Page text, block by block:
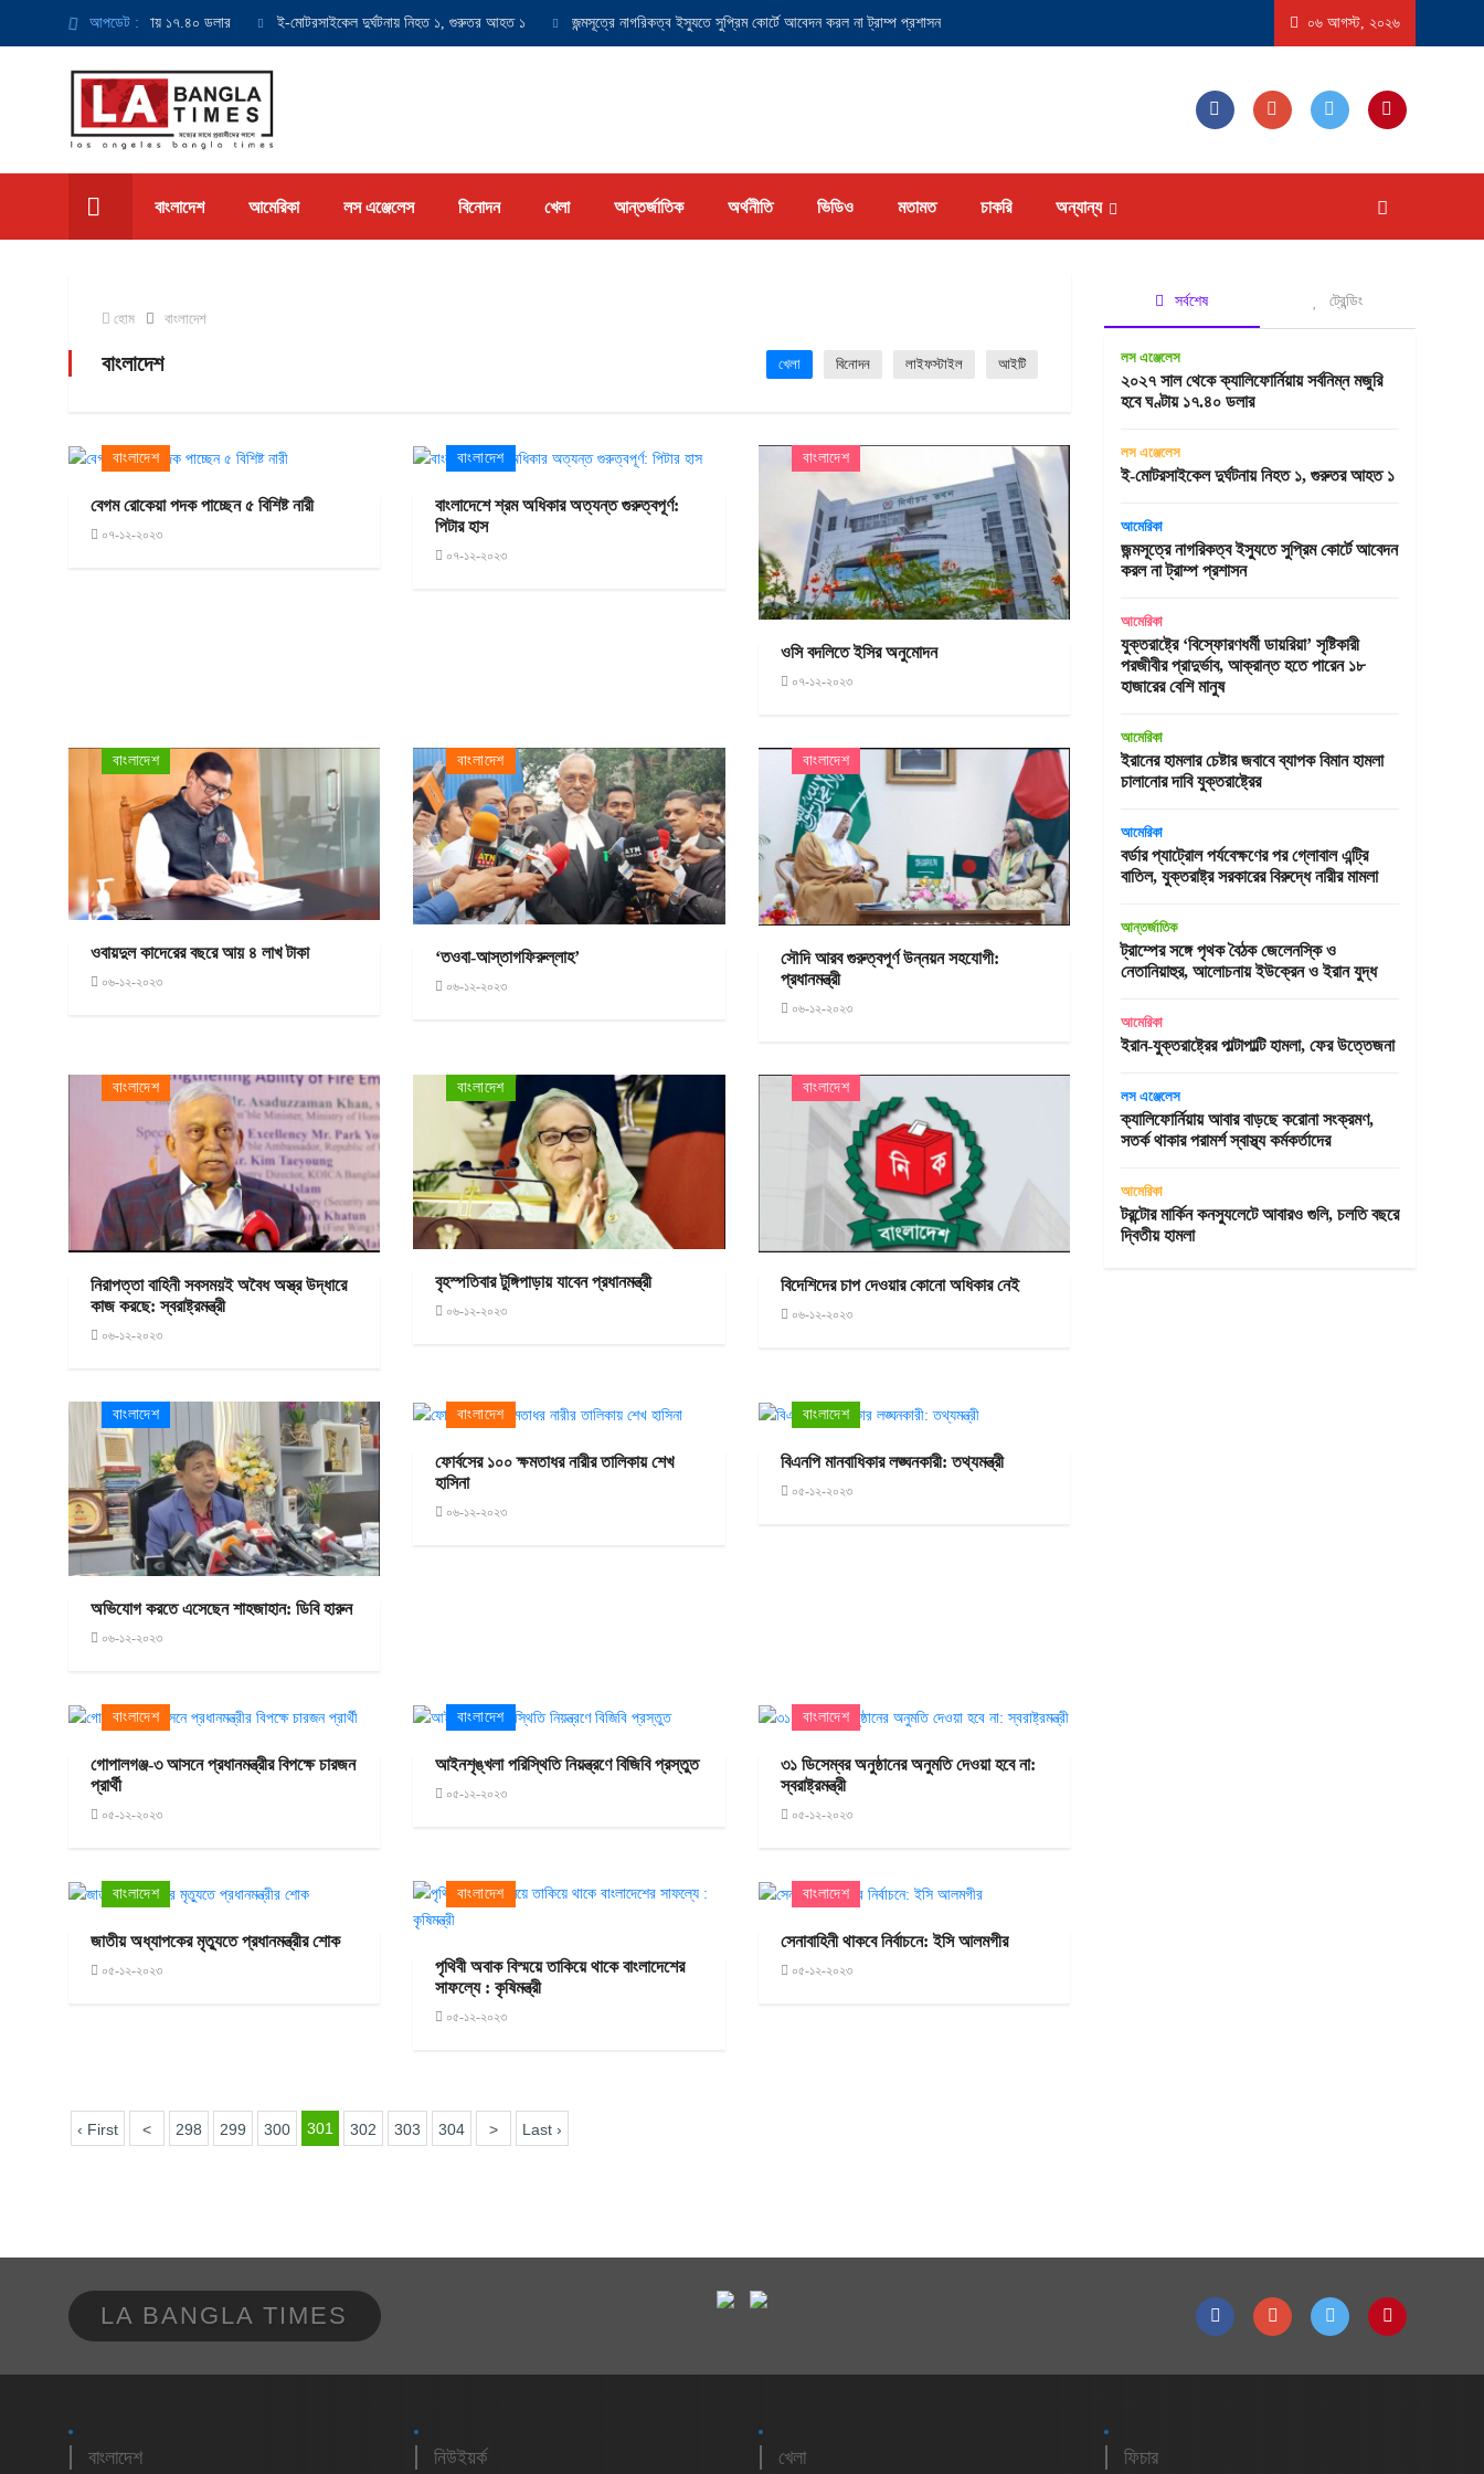
আপডেট :
সর্বনিম্ন মজুরি হবে ঘণ্টায় ১৭.৪০ ডলার ই-মোটরসাইকেল দুর্ঘটনায় নিহত ১, গুরুতর আহত ১ জন্মসূত্রে নাগরিকত্ব ইস্যুতে সুপ্রিম কোর্টে আবেদন করল না ট্রাম্প প্রশাসন যুক্তরাষ্ট্রে ‘বিস্ফোরণধর্মী ডায়রিয়া’ সৃষ্টিকারী পরজীবীর প্রাদুর্ভাব, আক্রান্ত হতে পারেন ১৮ হাজারের বেশি
০৬ আগস্ট, ২০২৬
বাংলাদেশ আমেরিকা লস এঞ্জেলেস বিনোদন খেলা আন্তর্জাতিক অর্থনীতি ভিডিও মতামত চাকরি অন্যান্য
হোম বাংলাদেশ
বাংলাদেশ খেলা বিনোদন লাইফস্টাইল আইটি
বাংলাদেশ
বেগম রোকেয়া পদক পাচ্ছেন ৫ বিশিষ্ট নারী
০৭-১২-২০২৩
বাংলাদেশ
বাংলাদেশে শ্রম অধিকার অত্যন্ত গুরুত্বপূর্ণ:
পিটার হাস
০৭-১২-২০২৩
বাংলাদেশ
ওসি বদলিতে ইসির অনুমোদন
০৭-১২-২০২৩
বাংলাদেশ
ওবায়দুল কাদেরের বছরে আয় ৪ লাখ টাকা
০৬-১২-২০২৩
বাংলাদেশ
‘তওবা-আস্তাগফিরুল্লাহ’
০৬-১২-২০২৩
বাংলাদেশ
সৌদি আরব গুরুত্বপূর্ণ উন্নয়ন সহযোগী:
প্রধানমন্ত্রী
০৬-১২-২০২৩
বাংলাদেশ
নিরাপত্তা বাহিনী সবসময়ই অবৈধ অস্ত্র উদ্ধারে
কাজ করছে: স্বরাষ্ট্রমন্ত্রী
০৬-১২-২০২৩
বাংলাদেশ
বৃহস্পতিবার টুঙ্গিপাড়ায় যাবেন প্রধানমন্ত্রী
০৬-১২-২০২৩
বাংলাদেশ
বিদেশিদের চাপ দেওয়ার কোনো অধিকার নেই
০৬-১২-২০২৩
বাংলাদেশ
অভিযোগ করতে এসেছেন শাহজাহান: ডিবি হারুন
০৬-১২-২০২৩
বাংলাদেশ
ফোর্বসের ১০০ ক্ষমতাধর নারীর তালিকায় শেখ
হাসিনা
০৬-১২-২০২৩
বাংলাদেশ
বিএনপি মানবাধিকার লঙ্ঘনকারী: তথ্যমন্ত্রী
০৫-১২-২০২৩
বাংলাদেশ
গোপালগঞ্জ-৩ আসনে প্রধানমন্ত্রীর বিপক্ষে চারজন
প্রার্থী
০৫-১২-২০২৩
বাংলাদেশ
আইনশৃঙ্খলা পরিস্থিতি নিয়ন্ত্রণে বিজিবি প্রস্তুত
০৫-১২-২০২৩
বাংলাদেশ
৩১ ডিসেম্বর অনুষ্ঠানের অনুমতি দেওয়া হবে না:
স্বরাষ্ট্রমন্ত্রী
০৫-১২-২০২৩
বাংলাদেশ
জাতীয় অধ্যাপকের মৃত্যুতে প্রধানমন্ত্রীর শোক
০৫-১২-২০২৩
বাংলাদেশ
পৃথিবী অবাক বিস্ময়ে তাকিয়ে থাকে বাংলাদেশের
সাফল্যে : কৃষিমন্ত্রী
০৫-১২-২০২৩
বাংলাদেশ
সেনাবাহিনী থাকবে নির্বাচনে: ইসি আলমগীর
০৫-১২-২০২৩
‹ First < 298 299 300 301 302 303 304 > Last ›
সর্বশেষ ট্রেন্ডিং
লস এঞ্জেলেস
২০২৭ সাল থেকে ক্যালিফোর্নিয়ায় সর্বনিম্ন মজুরি
হবে ঘণ্টায় ১৭.৪০ ডলার
লস এঞ্জেলেস
ই-মোটরসাইকেল দুর্ঘটনায় নিহত ১, গুরুতর আহত ১
আমেরিকা
জন্মসূত্রে নাগরিকত্ব ইস্যুতে সুপ্রিম কোর্টে আবেদন
করল না ট্রাম্প প্রশাসন
আমেরিকা
যুক্তরাষ্ট্রে ‘বিস্ফোরণধর্মী ডায়রিয়া’ সৃষ্টিকারী
পরজীবীর প্রাদুর্ভাব, আক্রান্ত হতে পারেন ১৮
হাজারের বেশি মানুষ
আমেরিকা
ইরানের হামলার চেষ্টার জবাবে ব্যাপক বিমান হামলা
চালানোর দাবি যুক্তরাষ্ট্রের
আমেরিকা
বর্ডার প্যাট্রোল পর্যবেক্ষণের পর গ্লোবাল এন্ট্রি
বাতিল, যুক্তরাষ্ট্র সরকারের বিরুদ্ধে নারীর মামলা
আন্তর্জাতিক
ট্রাম্পের সঙ্গে পৃথক বৈঠক জেলেনস্কি ও
নেতানিয়াহুর, আলোচনায় ইউক্রেন ও ইরান যুদ্ধ
আমেরিকা
ইরান-যুক্তরাষ্ট্রের পাল্টাপাল্টি হামলা, ফের উত্তেজনা
লস এঞ্জেলেস
ক্যালিফোর্নিয়ায় আবার বাড়ছে করোনা সংক্রমণ,
সতর্ক থাকার পরামর্শ স্বাস্থ্য কর্মকর্তাদের
আমেরিকা
টরন্টোর মার্কিন কনস্যুলেটে আবারও গুলি, চলতি বছরে
দ্বিতীয় হামলা
LA BANGLA TIMES
বাংলাদেশ নিউইয়র্ক খেলা ফিচার